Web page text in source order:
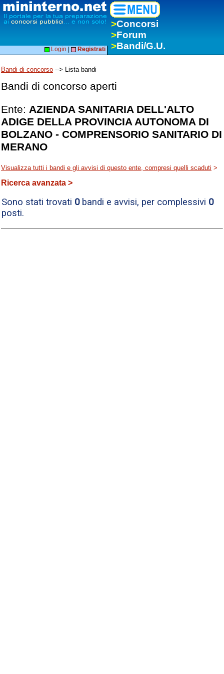
>Concorsi
>Forum
>Bandi/G.U.
Login Registrati
Bandi di concorso --> Lista bandi
Bandi di concorso aperti
Ente: AZIENDA SANITARIA DELL'ALTO
ADIGE DELLA PROVINCIA AUTONOMA DI
BOLZANO - COMPRENSORIO SANITARIO DI
MERANO
Visualizza tutti i bandi e gli avvisi di questo ente, compresi quelli scaduti >
Ricerca avanzata >
Sono stati trovati 0bandi e avvisi, per complessivi 0
posti.